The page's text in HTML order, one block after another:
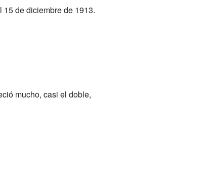
de diciembre de 1913.
mucho, casi el doble,